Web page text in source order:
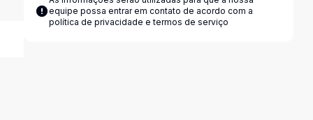
equipe possa entrar em contato de acordo com a
política de privacidade e termos de serviço